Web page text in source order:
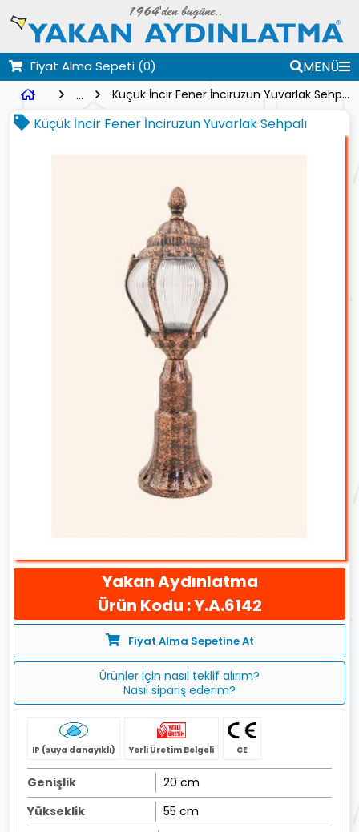
Fiyat Alma Sepeti (0)
MENÜ
...
Küçük İncir Fener İnciruzun Yuvarlak Sehpalı
Küçük İncir Fener İnciruzun Yuvarlak Sehpalı
Yakan Aydınlatma
Ürün Kodu : Y.A.6142
Fiyat Alma Sepetine At
Ürünler için nasıl teklif alırım?
Nasıl sipariş ederim?
IP (suya danayıklı) Yerli Üretim Belgeli CE
Genişlik
20 cm
Yükseklik
55 cm